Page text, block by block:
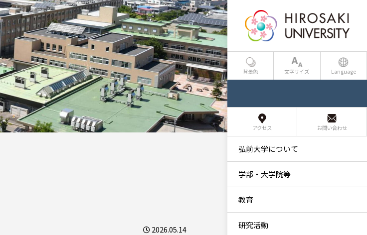
2026.05.14
背景色 文字サイズ Language
アクセス お問い合わせ
弘前大学について
学部・大学院等
教育
研究活動